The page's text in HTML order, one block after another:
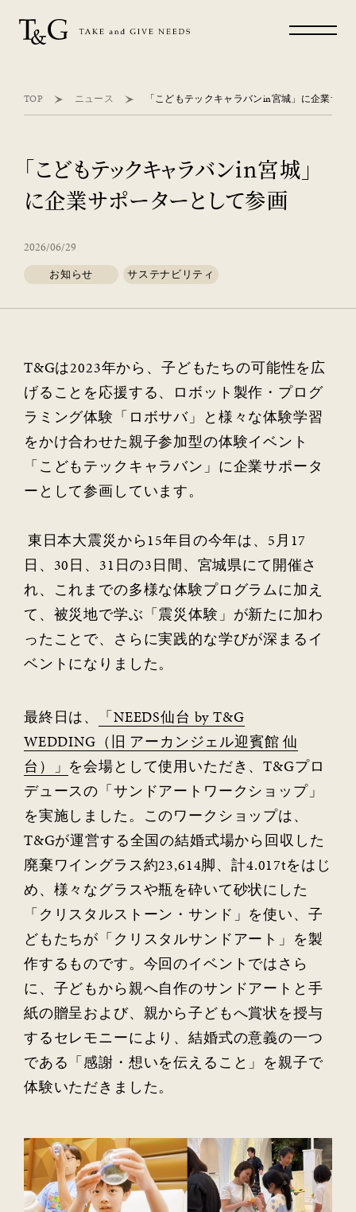
TOP ニュース
「こどもテックキャラバンin宮城」
に企業サポーターとして参画
2026/06/29
お知らせ サステナビリティ
T&Gは2023年から、子どもたちの可能性を広
げることを応援する、ロボット製作・プログ
ラミング体験「ロボサバ」と様々な体験学習
をかけ合わせた親子参加型の体験イベント
「こどもテックキャラバン」に企業サポータ
ーとして参画しています。
東日本大震災から15年目の今年は、5月17
日、30日、31日の3日間、宮城県にて開催さ
れ、これまでの多様な体験プログラムに加え
て、被災地で学ぶ「震災体験」が新たに加わ
ったことで、さらに実践的な学びが深まるイ
ベントになりました。
最終日は、
「NEEDS仙台 by T&G
WEDDING（旧 アーカンジェル迎賓館 仙
台）」 を会場として使用いただき、T&Gプロ
デュースの「サンドアートワークショップ」
を実施しました。このワークショップは、
T&Gが運営する全国の結婚式場から回収した
廃棄ワイングラス約23,614脚、計4.017tをはじ
め、様々なグラスや瓶を砕いて砂状にした
「クリスタルストーン・サンド」を使い、子
どもたちが「クリスタルサンドアート」を製
作するものです。今回のイベントではさら
に、子どもから親へ自作のサンドアートと手
紙の贈呈および、親から子どもへ賞状を授与
するセレモニーにより、結婚式の意義の一つ
である「感謝・想いを伝えること」を親子で
体験いただきました。